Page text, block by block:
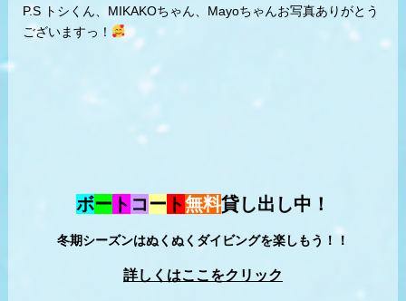
P.S トシくん、MIKAKOちゃん、Mayoちゃんお写真ありがとう
ございますっ！
ボー ト コー ト無料貸し出し中！
冬期シーズンはぬくぬくダイビングを楽しもう！！
詳しくはここをクリック